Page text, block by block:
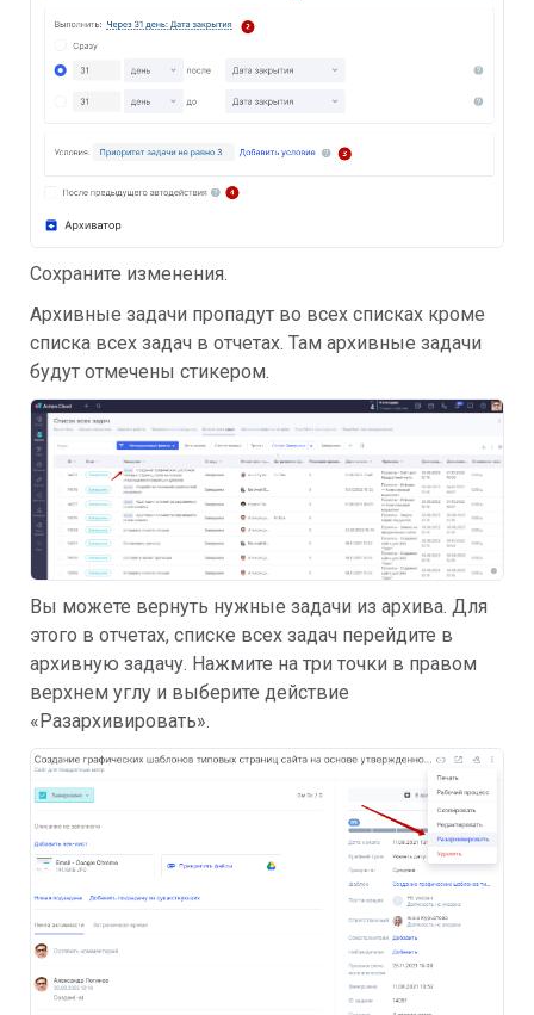
Сохраните изменения.
Архивные задачи пропадут во всех списках кроме
списка всех задач в отчетах. Там архивные задачи
будут отмечены стикером.
Вы можете вернуть нужные задачи из архива. Для
этого в отчетах, списке всех задач перейдите в
архивную задачу. Нажмите на три точки в правом
верхнем углу и выберите действие
«Разархивировать».